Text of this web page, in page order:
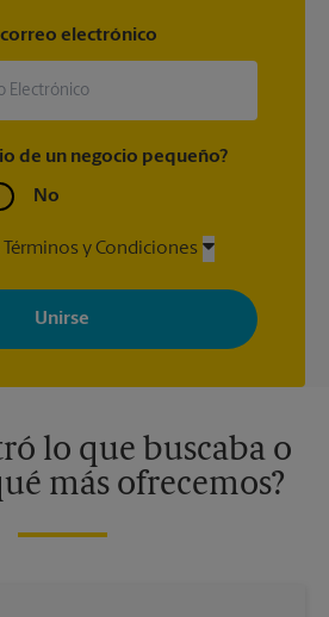
electrónico
de un negocio pequeño?
No
y Condiciones
correos electrónicos de The UPS
especiales, promociones y mensajes
Puede darse de baja en cualquier
consulte nuestra política de
lo que buscaba o
más ofrecemos?